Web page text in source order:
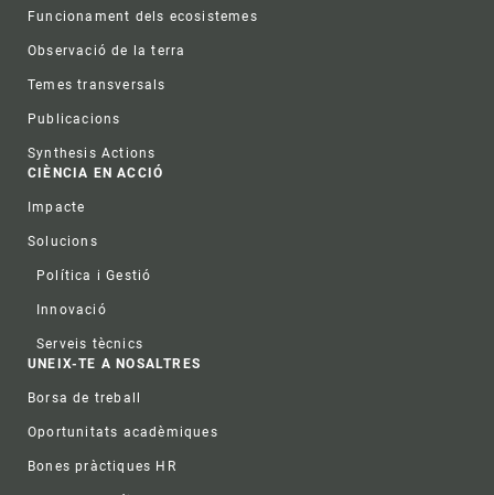
Funcionament dels ecosistemes
Observació de la terra
Temes transversals
Publicacions
Synthesis Actions
CIÈNCIA EN ACCIÓ
Impacte
Solucions
Política i Gestió
Innovació
Serveis tècnics
UNEIX-TE A NOSALTRES
Borsa de treball
Oportunitats acadèmiques
Bones pràctiques HR